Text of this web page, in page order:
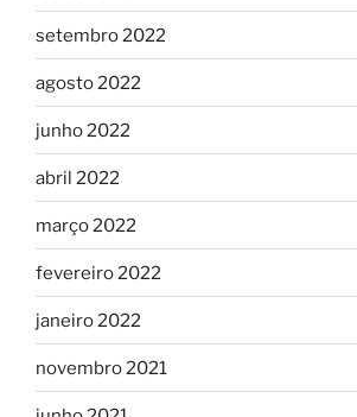
setembro 2022
agosto 2022
junho 2022
abril 2022
março 2022
fevereiro 2022
janeiro 2022
novembro 2021